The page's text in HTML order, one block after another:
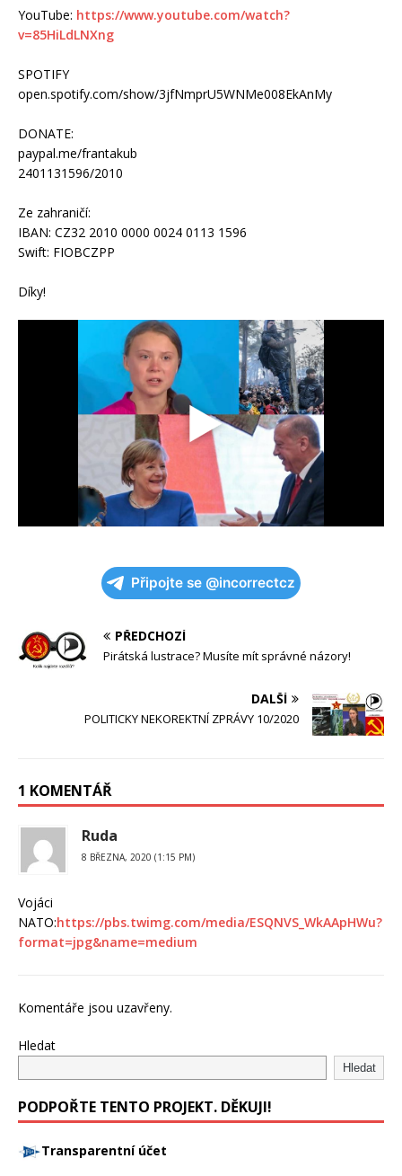
YouTube: https://www.youtube.com/watch?
v=85HiLdLNXng
SPOTIFY
open.spotify.com/show/3jfNmprU5WNMe008EkAnMy
DONATE:
paypal.me/frantakub
2401131596/2010
Ze zahraničí:
IBAN: CZ32 2010 0000 0024 0113 1596
Swift: FIOBCZPP
Díky!
Připojte se @incorrectcz
PŘEDCHOZÍ
Pirátská lustrace? Musíte mít správné názory!
DALŠÍ
POLITICKY NEKOREKTNÍ ZPRÁVY 10/2020
1 KOMENTÁŘ
Ruda
8 BŘEZNA, 2020 (1:15 PM)
Vojáci
NATO:https://pbs.twimg.com/media/ESQNVS_WkAApHWu?
format=jpg&name=medium
Komentáře jsou uzavřeny.
Hledat
Hledat
PODPOŘTE TENTO PROJEKT. DĚKUJI!
Transparentní účet